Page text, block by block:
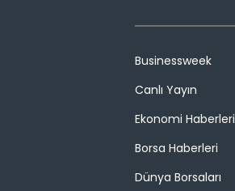
Businessweek
Canlı Yayın
Ekonomi Haberleri
Borsa Haberleri
Dünya Borsaları